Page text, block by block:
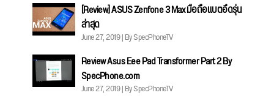
[Review] ASUS Zenfone 3 Max มือถือแบตอึดรุ่น
ล่าสุด
June 27, 2019 | By SpecPhoneTV
Review Asus Eee Pad Transformer Part 2 By
SpecPhone.com
June 27, 2019 | By SpecPhoneTV